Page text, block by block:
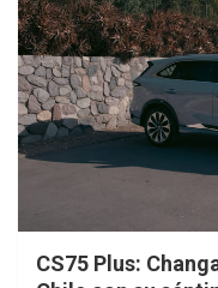
CS75 Plus: